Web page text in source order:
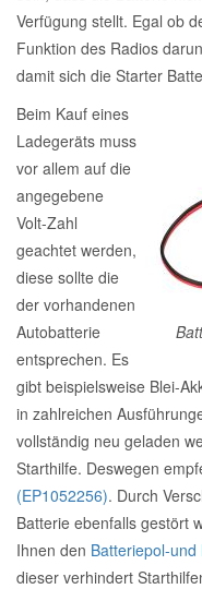
Verfügung stellt. Egal ob
Funktion des Radios
damit sich die Starter
Beim Kauf eines
Ladegeräts muss
vor allem auf die
angegebene
Volt-Zahl
geachtet werden,
diese sollte die
der vorhandenen
Autobatterie
entsprechen. Es
gibt beispielsweise Blei-
in zahlreichen
vollständig neu geladen
Starthilfe. Deswegen
(EP1052256). Durch
Batterie ebenfalls gestört
Ihnen den Batteriepol-
dieser verhindert
Riementrieb
Zündanlage und
Prüf- und
Reparatur-
Karosserie
Reifen Zubehör
Werkstattbedarf
Winter-
Cupra Ersatzteile
Daewoo
Daihatsu Ersatzteile
Dodge Ersatzteile
Honda Ersatzteile
Hyundai
Jeep Ersatzteile
Kia Ersatzteile
Lancia Ersatzteile
Mazda Ersatzteile